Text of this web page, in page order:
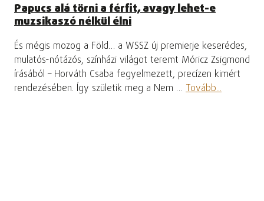
Papucs alá törni a férfit, avagy lehet-e
muzsikaszó nélkül élni
És mégis mozog a Föld… a WSSZ új premierje keserédes,
mulatós-nótázós, színházi világot teremt Móricz Zsigmond
írásából – Horváth Csaba fegyelmezett, precízen kimért
rendezésében. Így születik meg a Nem … Tovább...